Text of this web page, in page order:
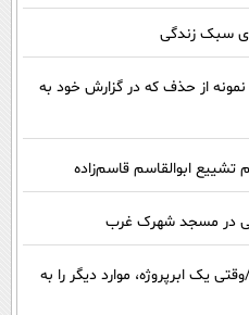
سبک زندگی
از حذف که در گزارش خود به
ابوالقاسم قاسم‌زاده
در مسجد شهرک غرب
یک ابرپروژه، موارد دیگر را به